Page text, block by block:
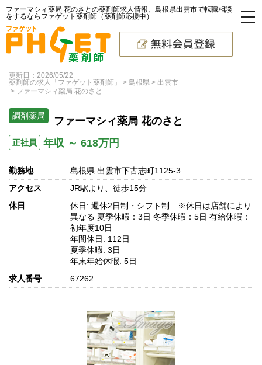
ファーマシィ薬局 花のさとの薬剤師求人情報、島根県出雲市で転職相談
をするならファゲット薬剤師（薬剤師応援中）
更新日：2026/05/22
薬剤師の求人「ファゲット薬剤師」
島根県
出雲市
ファーマシィ薬局 花のさと
調剤薬局 ファーマシィ薬局 花のさと
正社員 年収 ～ 618万円
勤務地
島根県 出雲市下古志町1125-3
アクセス
JR駅より、徒歩15分
休日
休日: 週休2日制・シフト制 ※休日は店舗により
異なる 夏季休暇：3日 冬季休暇：5日 有給休暇：
初年度10日
年間休日: 112日
夏季休暇: 3日
年末年始休暇: 5日
求人番号
67262